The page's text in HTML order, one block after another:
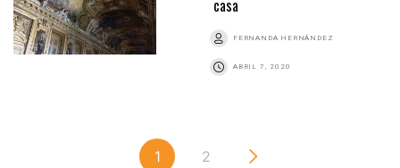
casa
FERNANDA HERNÁNDEZ
ABRIL 7, 2020
1 2